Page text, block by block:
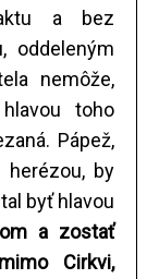
a bez
oddeleným
nemôže,
toho
Pápež,
by
byť hlavou
a zostať
Cirkvi,